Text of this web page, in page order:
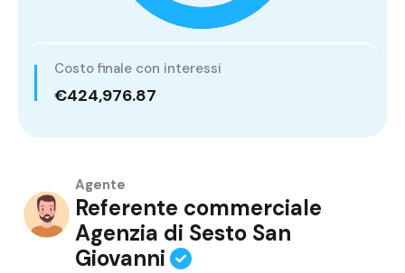
Costo finale con interessi
€424,976.87
Agente
Referente commerciale
Agenzia di Sesto San
Giovanni